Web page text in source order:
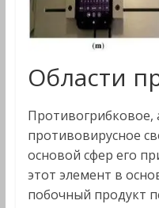
Области
Противогрибковое,
противовирусное
основой сфер его
этот элемент в
побочный продукт